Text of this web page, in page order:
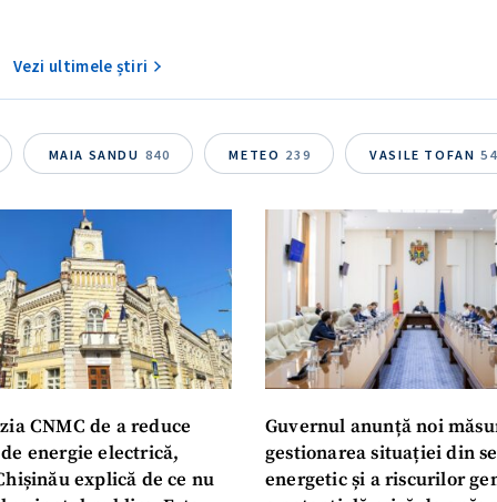
Vezi ultimele știri
MAIA SANDU 840 METEO 239 VASILE TOFAN 54
CNMC de a reduce
energie electrică,
explică de ce nu
Guvernul anunță noi
gestionarea situației din
energetic și a riscurilor